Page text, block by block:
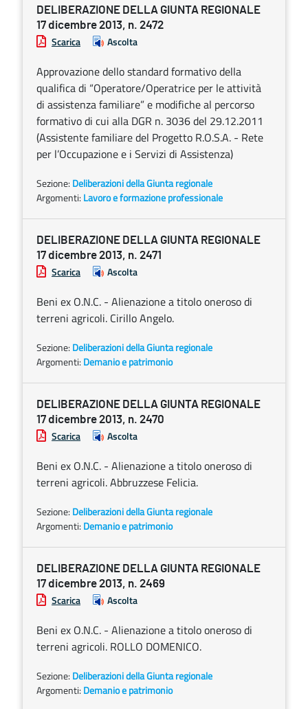
DELIBERAZIONE DELLA GIUNTA REGIONALE
17 dicembre 2013, n. 2472
Scarica Ascolta
Approvazione dello standard formativo della
qualifica di “Operatore/Operatrice per le attività
di assistenza familiare” e modifiche al percorso
formativo di cui alla DGR n. 3036 del 29.12.2011
(Assistente familiare del Progetto R.O.S.A. - Rete
per l’Occupazione e i Servizi di Assistenza)
Sezione: Deliberazioni della Giunta regionale
Argomenti: Lavoro e formazione professionale
DELIBERAZIONE DELLA GIUNTA REGIONALE
17 dicembre 2013, n. 2471
Scarica Ascolta
Beni ex O.N.C. - Alienazione a titolo oneroso di
terreni agricoli. Cirillo Angelo.
Sezione: Deliberazioni della Giunta regionale
Argomenti: Demanio e patrimonio
DELIBERAZIONE DELLA GIUNTA REGIONALE
17 dicembre 2013, n. 2470
Scarica Ascolta
Beni ex O.N.C. - Alienazione a titolo oneroso di
terreni agricoli. Abbruzzese Felicia.
Sezione: Deliberazioni della Giunta regionale
Argomenti: Demanio e patrimonio
DELIBERAZIONE DELLA GIUNTA REGIONALE
17 dicembre 2013, n. 2469
Scarica Ascolta
Beni ex O.N.C. - Alienazione a titolo oneroso di
terreni agricoli. ROLLO DOMENICO.
Sezione: Deliberazioni della Giunta regionale
Argomenti: Demanio e patrimonio